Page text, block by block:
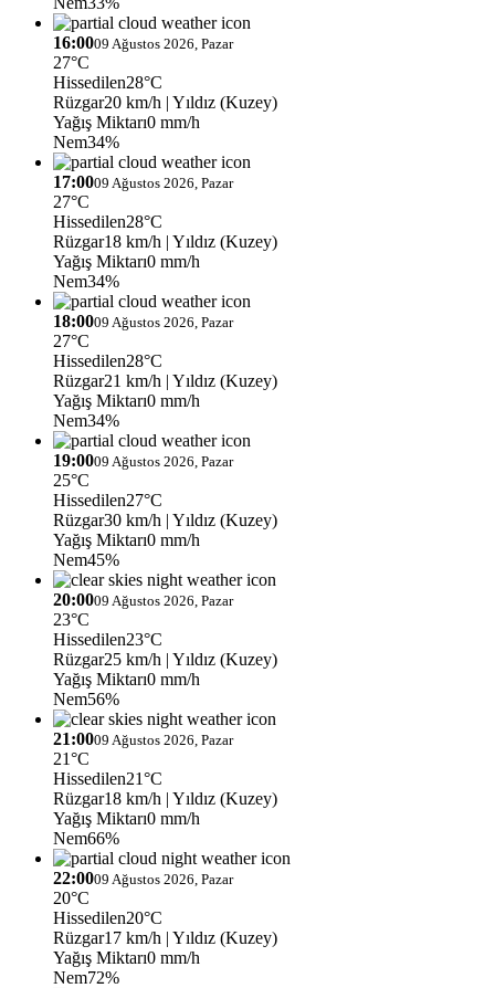
16:0009 Ağustos 2026, Pazar
27°C
Hissedilen28°C
Rüzgar20 km/h | Yıldız (Kuzey)
Yağış Miktarı0 mm/h
Nem34%
17:0009 Ağustos 2026, Pazar
27°C
Hissedilen28°C
Rüzgar18 km/h | Yıldız (Kuzey)
Yağış Miktarı0 mm/h
Nem34%
18:0009 Ağustos 2026, Pazar
27°C
Hissedilen28°C
Rüzgar21 km/h | Yıldız (Kuzey)
Yağış Miktarı0 mm/h
Nem34%
19:0009 Ağustos 2026, Pazar
25°C
Hissedilen27°C
Rüzgar30 km/h | Yıldız (Kuzey)
Yağış Miktarı0 mm/h
Nem45%
20:0009 Ağustos 2026, Pazar
23°C
Hissedilen23°C
Rüzgar25 km/h | Yıldız (Kuzey)
Yağış Miktarı0 mm/h
Nem56%
21:0009 Ağustos 2026, Pazar
21°C
Hissedilen21°C
Rüzgar18 km/h | Yıldız (Kuzey)
Yağış Miktarı0 mm/h
Nem66%
22:0009 Ağustos 2026, Pazar
20°C
Hissedilen20°C
Rüzgar17 km/h | Yıldız (Kuzey)
Yağış Miktarı0 mm/h
Nem72%